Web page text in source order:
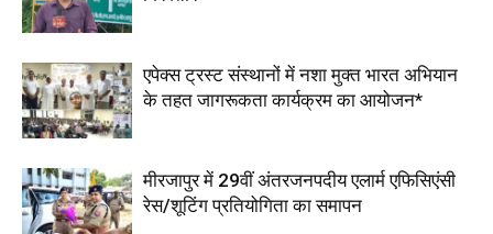
एपेक्स ट्रस्ट संस्थानों में नशा मुक्त भारत अभियान
के तहत जागरूकता कार्यक्रम का आयोजन*
मीरजापुर में 29वीं अंतरजनपदीय एलार्म एफिसिएंसी
रेस/शूटिंग प्रतियोगिता का समापन